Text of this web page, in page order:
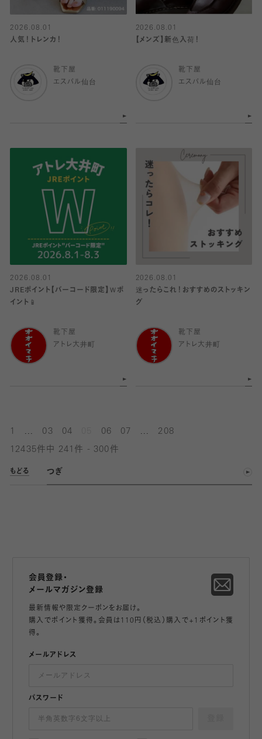
2026.08.01
人気！トレンカ！
靴下屋
エスパル仙台
2026.08.01
【メンズ】新色入荷！
靴下屋
エスパル仙台
2026.08.01
JREポイント【バーコード限定】Ｗポ
イント📱
靴下屋
アトレ大井町
2026.08.01
迷ったらこれ！おすすめのストッキン
グ
靴下屋
アトレ大井町
03 04 06 07 208
12435件中 241件 - 300件
もどる つぎ
会員登録・
メールマガジン登録
最新情報や限定クーポンをお届け。
購入でポイント獲得。会員は110円（税込）購入で+1ポイント獲
得。
メールアドレス
パスワード